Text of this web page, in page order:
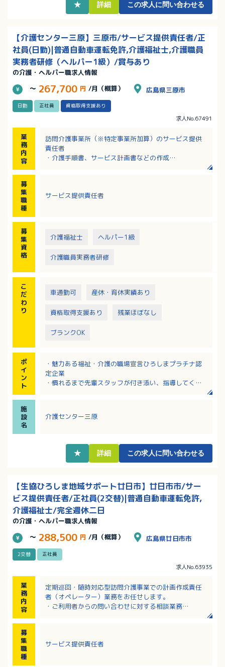
★ 詳細 この求人に問い合わせる
【介護センター三原】三原市/サービス提供責任者/正
社員(日勤)|普通自動車運転免許,介護福祉士,介護職員
実務者研修（ヘルパー1級）/賞与あり
の介護・ヘルパー職求人情報
～ 267,700 円 /月（概算） 広島県三原市
日勤 正社員 資格取得支援あり
求人No.67491
業
務
内
容
訪問介護事業所（※特定事業所加算）のサービス提供
責任者
・介護手順書、サービス計画書などの作成
・スタッフの行動管理、統括
募
集
職
種
サービス提供責任者
募
集
資
格
介護福祉士 ヘルパー1級
介護職員実務者研修
こ
だ
わ
り
車通勤可 産休・育休実績あり
資格取得支援あり 残業ほぼなし
ブランクOK
ポ
イ
ン
ト
・魅力ある福祉・介護の職場宣言ひろしまプラチナ認
定企業
・慣れるまで先輩スタッフが付き添い、指導してくだ
す！
・子育て中の方や年配の方も活躍しています。
施
設
名
介護センター三原
★ 詳細 この求人に問い合わせる
【生協ひろしま地域サポート廿日市】廿日市市/サー
ビス提供責任者/正社員(2交替)|普通自動車運転免許,
介護福祉士/完全週休二日
の介護・ヘルパー職求人情報
～ 288,500 円 /月（概算） 広島県廿日市市
2交替 正社員
求人No.63935
業
務
内
容
定期巡回・随時対応型訪問介護事業での計画作成責任
者（オペレーター）業務をお任せします。
・ご利用者からの問い合わせに対する相談業務
※エリア：廿日市市
募
集
職
種
サービス提供責任者